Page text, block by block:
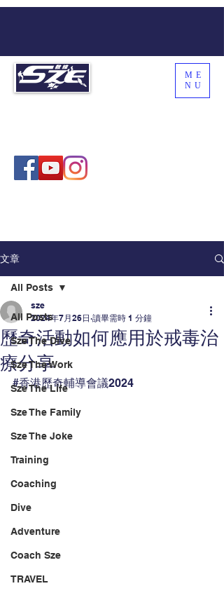
ME
NU
文章
All Posts
Sze The Dive
Sze The Work
Sze The Life
Sze The Family
Sze The Joke
Training
Coaching
Dive
Adventure
Coach Sze
TRAVEL
All Posts
歷奇活動如何應用於戒毒治
療分享
sze
2024年7月26日 讀畢需時 1 分鐘
#香港歷奇輔導會議2024